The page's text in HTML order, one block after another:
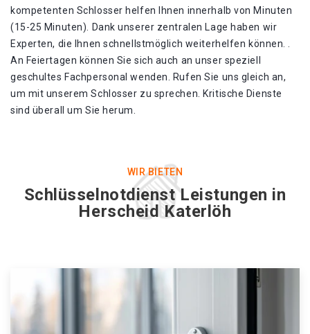
kompetenten Schlosser helfen Ihnen innerhalb von Minuten
(15-25 Minuten). Dank unserer zentralen Lage haben wir
Experten, die Ihnen schnellstmöglich weiterhelfen können. .
An Feiertagen können Sie sich auch an unser speziell
geschultes Fachpersonal wenden. Rufen Sie uns gleich an,
um mit unserem Schlosser zu sprechen. Kritische Dienste
sind überall um Sie herum.
WIR BIETEN
Schlüsselnotdienst Leistungen in
Herscheid Katerlöh